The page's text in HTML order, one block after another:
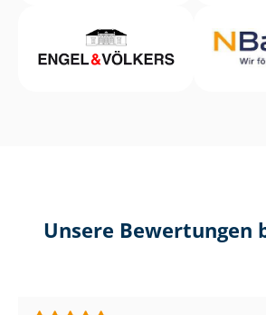
Unsere Bewertungen